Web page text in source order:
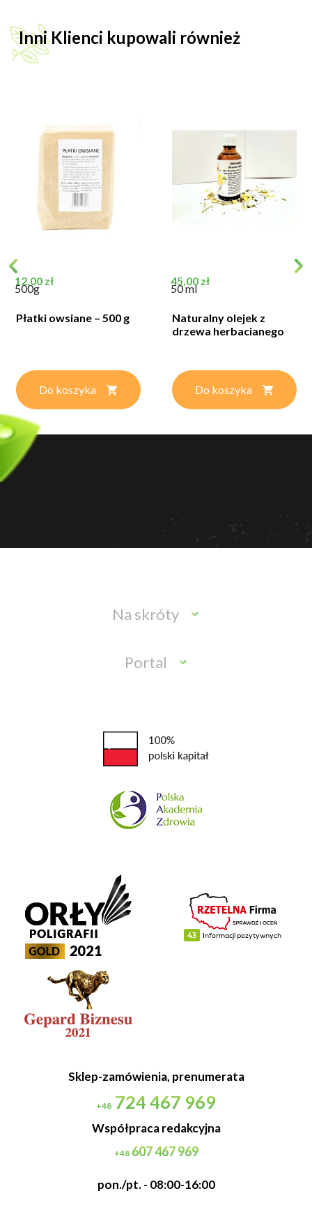
Inni Klienci kupowali również
Cena
12,00 zł
500g
Płatki owsiane – 500 g
Do koszyka
Cena
45,00 zł
50 ml
Naturalny olejek z
drzewa herbacianego
Do koszyka
Na skróty
Portal
Sklep-zamówienia, prenumerata
+48 724 467 969
Współpraca redakcyjna
+48607 467 969
pon./pt. - 08:00-16:00